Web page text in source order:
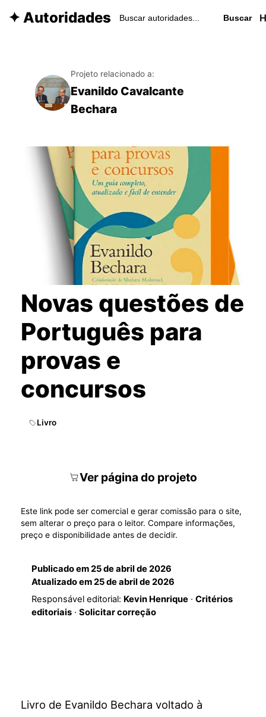
✦ Autoridades Buscar
Projeto relacionado a:
Evanildo Cavalcante
Bechara
Novas questões de
Português para
provas e
concursos
Livro
Ver página do projeto
Este link pode ser comercial e gerar comissão para o site,
sem alterar o preço para o leitor. Compare informações,
preço e disponibilidade antes de decidir.
Publicado em25 de abril de 2026
Atualizado em25 de abril de 2026
Responsável editorial: Kevin Henrique· Critérios
editoriais· Solicitar correção
Livro de Evanildo Bechara voltado à